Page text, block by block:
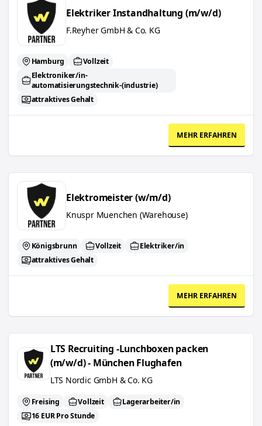
Elektriker Instandhaltung (m/w/d)
F.Reyher GmbH & Co. KG
Hamburg
Vollzeit
Elektroniker/in-
automatisierungstechnik-(industrie)
attraktives Gehalt
MEHR ERFAHREN
Elektromeister (w/m/d)
Elektromeister (w/m/d)
Knuspr Muenchen (Warehouse)
Königsbrunn Vollzeit
Elektriker/in
attraktives Gehalt
MEHR ERFAHREN
LTS Recruiting -Lunchboxen packen (m/w/d) - München Flughafen
LTS Recruiting -Lunchboxen packen
(m/w/d) - München Flughafen
LTS Nordic GmbH & Co. KG
Freising Vollzeit
Lagerarbeiter/in
16 EUR Pro Stunde